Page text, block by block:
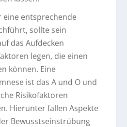
eine entsprechende
sollte sein
das Aufdecken
legen, die einen
können. Eine
ist das A und O und
Risikofaktoren
Hierunter fallen Aspekte
Bewusstseinstrübung